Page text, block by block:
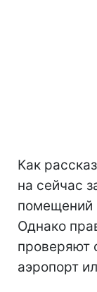
Как
на сейчас
помещений
Однако
проверяют
аэропорт